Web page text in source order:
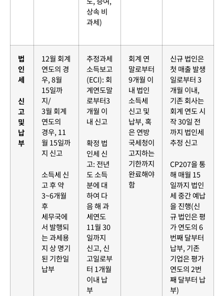
상속 비
과세)
법
인
세
신
고
및
납
부
12월 회계
연도의 경
우, 8월
15일까
지/
3월 회계
연도의
경우, 11
월 15일까
지 신고
소득세 신
고 후 약
3~6개월
후
세무국에
서 발행되
는 과세용
지 상 명기
된 기한일
납부
추정과세
소득보고
(ECI): 회
계연도말
로부터3
개월 이
내 신고
확정 법
인세 신
고: 전년
도 소득
분에 대
하여 다
음 해 과
세연도
11월 30
일까지
신고, 신
고일로부
터 1개월
이내 납
부
회계 연
말로부터
9개월 이
내 법인
소득세
신고 및
납부, 혹
은 연방
국세청이
고지하는
기한까지
완료해야
함
신규 법인은
첫 매출 발생
일로부터 3
개월 이내,
기존 회사는
회계 연도 시
작 30일 전
까지 법인세
추정 신고
CP207을 통
해 매월 15
일까지 법인
세 중간 예납
을 진행(신
규 법인은 평
가 연도의 6
번째 달부터
납부, 기존
기업은 평가
연도의 2번
째 달부터 납
부)